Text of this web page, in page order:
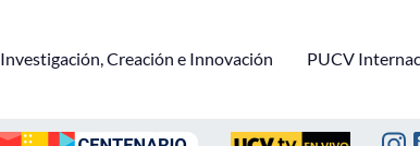
Investigación, Creación e Innovación PUCV